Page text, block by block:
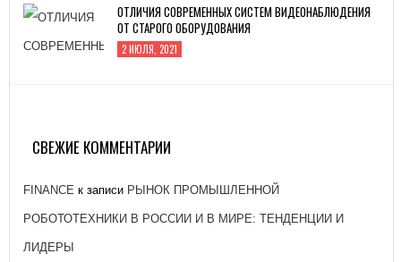
ОТЛИЧИЯ СОВРЕМЕННЫХ СИСТЕМ ВИДЕОНАБЛЮДЕНИЯ
ОТ СТАРОГО ОБОРУДОВАНИЯ
2 ИЮЛЯ, 2021
26 ЯНВАРЯ, 2021
СВЕЖИЕ КОММЕНТАРИИ
FINANCE к записи РЫНОК ПРОМЫШЛЕННОЙ
РОБОТОТЕХНИКИ В РОССИИ И В МИРЕ: ТЕНДЕНЦИИ И
ЛИДЕРЫ